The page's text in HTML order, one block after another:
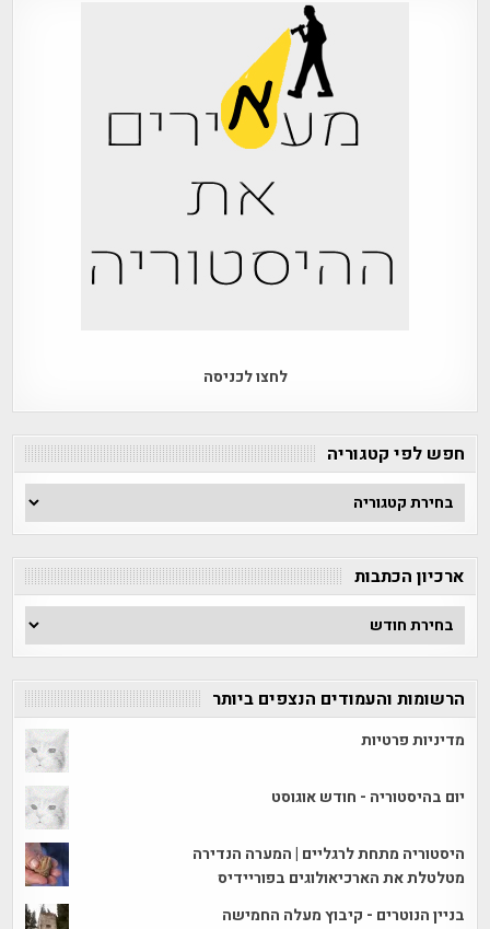
לחצו לכניסה
חפש לפי קטגוריה
חפש
לפי
ארכיון הכתבות
ארכיון
הכתבות
הרשומות והעמודים הנצפים ביותר
מדיניות פרטיות
יום בהיסטוריה - חודש אוגוסט
היסטוריה מתחת לרגליים | המערה הנדירה
מטלטלת את הארכיאולוגים בפוריידיס
בניין הנוטרים - קיבוץ מעלה החמישה